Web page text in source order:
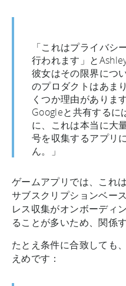
「これはプライバシ
行われます」と
彼女はその限界につ
のプロダクトはあま
くつか理由がありま
Googleと共有するに
に、これは本当に大
号を収集するアプリ
ん。」
ゲームアプリでは、これ
サブスクリプションベー
レス収集がオンボーディ
ることが多いため、関係
たとえ条件に合致しても
えめです：